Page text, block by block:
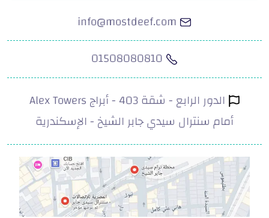
الدور الرابع - شقة 403 - أبراج Alex Towers
أمام سنترال سيدي جابر الشيخ - الإسكندرية